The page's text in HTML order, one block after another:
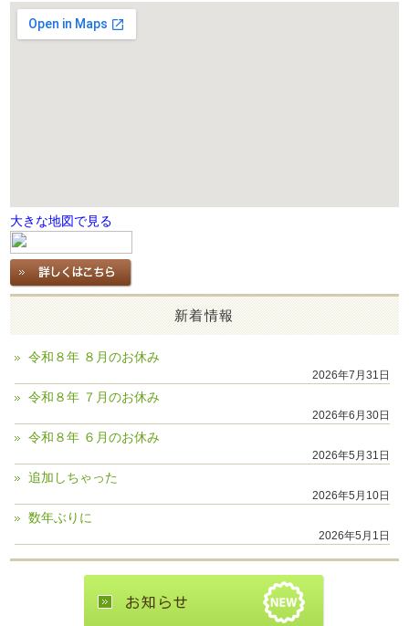
大きな地図で見る
新着情報
令和８年 ８月のお休み
2026年7月31日
令和８年 ７月のお休み
2026年6月30日
令和８年 ６月のお休み
2026年5月31日
追加しちゃった
2026年5月10日
数年ぶりに
2026年5月1日